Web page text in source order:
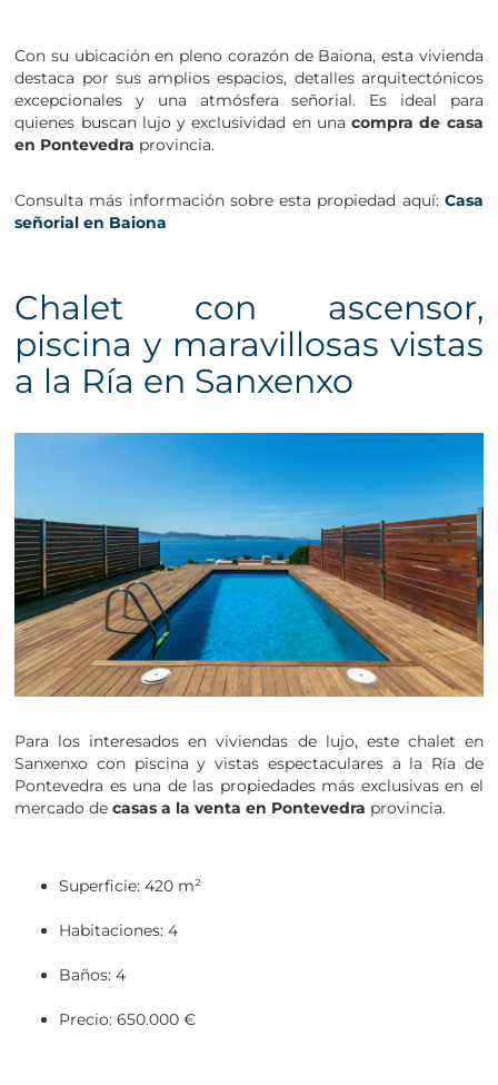
Con su ubicación en pleno corazón de Baiona, esta vivienda
destaca por sus amplios espacios, detalles arquitectónicos
excepcionales y una atmósfera señorial. Es ideal para
quienes buscan lujo y exclusividad en unacompra de casa
en Pontevedra provincia.
Consulta más información sobre esta propiedad aquí: Casa
señorial en Baiona
Chalet con ascensor,
piscina y maravillosas vistas
a la Ría en Sanxenxo
Para los interesados en viviendas de lujo, este chalet en
Sanxenxo con piscina y vistas espectaculares a la Ría de
Pontevedra es una de las propiedades más exclusivas en el
mercado decasas a la venta en Pontevedra provincia.
Superficie: 420 m²
Habitaciones: 4
Baños: 4
Precio: 650.000 €